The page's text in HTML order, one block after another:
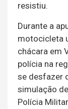
resistiu.
Durante a
motocicleta
chácara em
polícia na
se desfazer
simulação
Polícia